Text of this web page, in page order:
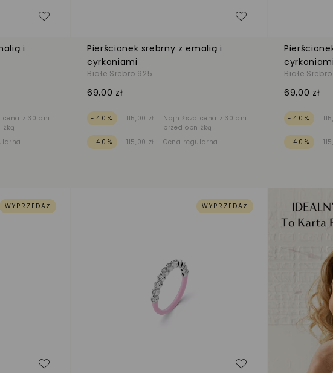
i
cena z 30 dni
Dodaj do listy życzeń
Pierścionek srebrny z emalią i
cyrkoniami
Białe Srebro 925
69,00 zł
-40% 115,00 zł
Najniższa cena z 30 dni
przed obniżką
-40%
115,00 zł Cena regularna
Dodaj do listy
cyrkoniami
Białe
69,00 zł
-40%
-40%
WYPRZEDAŻ
Dodaj do listy życzeń
WYPRZEDAŻ
Dodaj do listy